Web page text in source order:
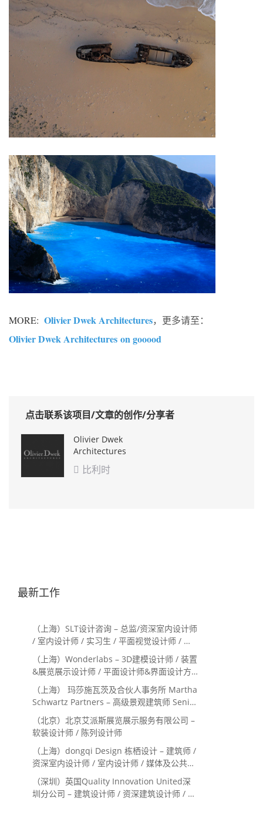
MORE: Olivier Dwek Architectures，更多请至：
Olivier Dwek Architectures on gooood
点击联系该项目/文章的创作/分享者
Olivier Dwek
Architectures
 比利时
最新工作
（上海）SLT设计咨询 – 总监/资深室内设计师
/ 室内设计师 / 实习生 / 平面视觉设计师 / 项
目经理/中后期负责人 / 媒体公关负责人 / 服
务体验设计师
（上海）Wonderlabs – 3D建模设计师 / 装置
&展览展示设计师 / 平面设计师&界面设计方
（上海） 玛莎施瓦茨及合伙人事务所 Martha
Schwartz Partners – 高级景观建筑师 Senior
Landscape Designer / 景观建筑师
Landscape Designer
（北京）北京艾派斯展览展示服务有限公司 –
软装设计师 / 陈列设计师
（上海）dongqi Design 栋栖设计 – 建筑师 /
资深室内设计师 / 室内设计师 / 媒体及公共关
系主管 / 设计实习生（常年招聘）
（深圳）英国Quality Innovation United深
圳分公司 – 建筑设计师 / 资深建筑设计师 / 室